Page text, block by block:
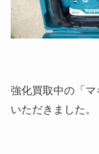
強化買取中の「
いただきました。